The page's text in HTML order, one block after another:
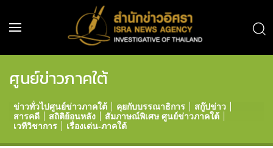
ศูนย์ข่าวภาคใต้
ข่าวทั่วไปศูนย์ข่าวภาคใต้ คุยกับบรรณาธิการ
สกู๊ปข่าว
สารคดี
สถิติย้อนหลัง
สัมภาษณ์พิเศษ ศูนย์ข่าวภาคใต้
เวทีวิชาการ
เรื่องเด่น-ภาคใต้